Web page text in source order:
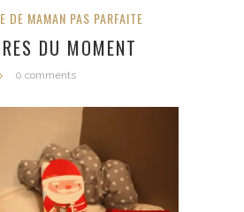
DE MAMAN PAS PARFAITE
DU MOMENT
0 comments